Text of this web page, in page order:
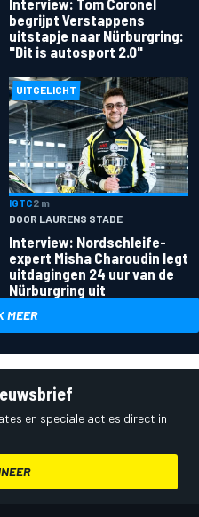
begrijpt Verstappens
uitstapje naar Nürburgring:
"Dit is autosport 2.0"
UITGELICHT
IGTC2 m
DOOR LAURENS STADE
Interview: Nordschleife-
expert Misha Charoudin legt
uitdagingen 24 uur van de
Nürburgring uit
MEER
en speciale acties direct in